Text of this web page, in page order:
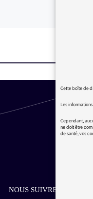
NOUS SUIVRE SUR LES
Cette boîte de
Les
Cependant,
ne doit être
de santé, vos